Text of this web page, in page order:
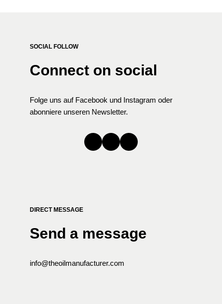
SOCIAL FOLLOW
Connect on social
Folge uns auf Facebook und Instagram oder
abonniere unseren Newsletter.
DIRECT MESSAGE
Send a message
info@theoilmanufacturer.com